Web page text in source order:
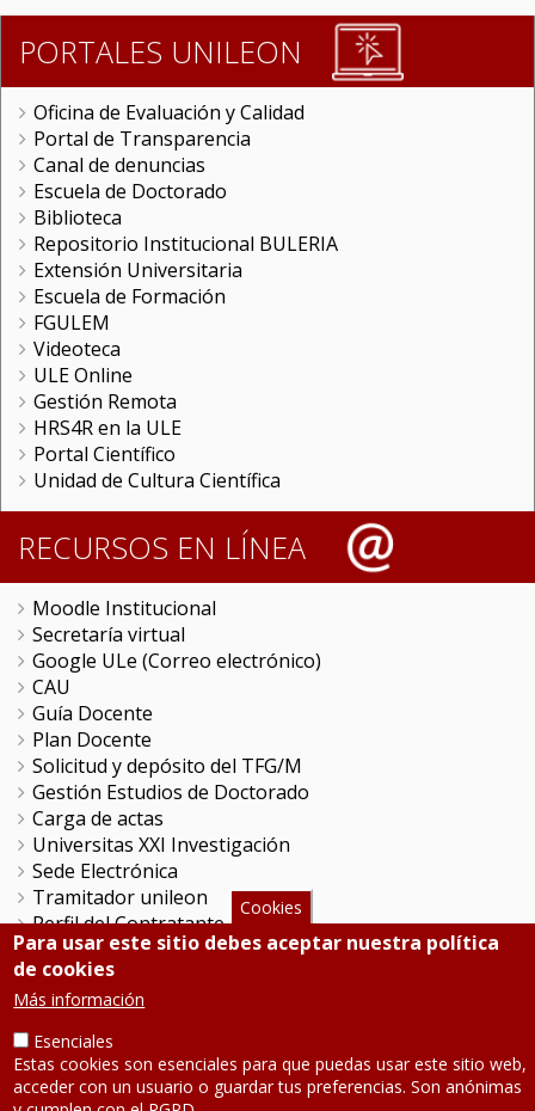
PORTALES UNILEON
Oficina de Evaluación y Calidad
Portal de Transparencia
Canal de denuncias
Escuela de Doctorado
Biblioteca
Repositorio Institucional BULERIA
Extensión Universitaria
Escuela de Formación
FGULEM
Videoteca
ULE Online
Gestión Remota
HRS4R en la ULE
Portal Científico
Unidad de Cultura Científica
RECURSOS EN LÍNEA
Moodle Institucional
Secretaría virtual
Google ULe (Correo electrónico)
CAU
Guía Docente
Plan Docente
Solicitud y depósito del TFG/M
Gestión Estudios de Doctorado
Carga de actas
Universitas XXI Investigación
Sede Electrónica
Tramitador unileon
Perfil del Contratante
Portal del Empleado
Servicio de Informática y Comunicaciones
SÍGUENOS
Teléfono: 987 291 000
Cookies
Para usar este sitio debes aceptar nuestra política
de cookies
Más información
Esenciales
Estas cookies son esenciales para que puedas usar este sitio web,
acceder con un usuario o guardar tus preferencias. Son anónimas